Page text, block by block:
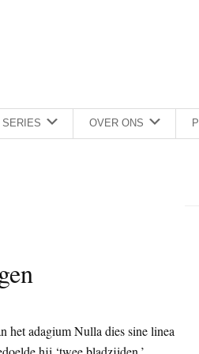
SERIES OVER ONS
het adagium Nulla dies sine linea